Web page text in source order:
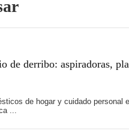
de derribo: aspiradoras,
de hogar y cuidado personal
...